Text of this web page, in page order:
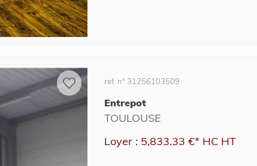
ref. n° 31256103509
Entrepot
TOULOUSE
Loyer : 5,833.33 €* HC HT